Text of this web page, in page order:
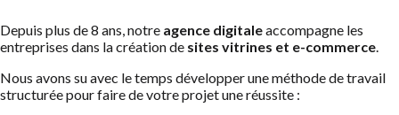
Depuis plus de 8 ans, notre agence digitaleaccompagne les
entreprises dans la création de sites vitrines et e-commerce
Nous avons su avec le temps développer une méthode de travail
structurée pour faire de votre projet une réussite :